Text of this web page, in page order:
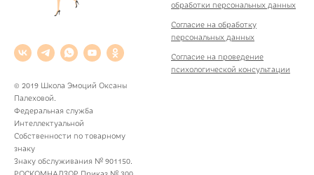
© 2019 Школа Эмоций Оксаны
Палеховой.
Федеральная служба
Интеллектуальной
Собственности по товарному
знаку
Знаку обслуживания № 901150.
обработки персональных данных
Согласие на обработку
персональных данных
Согласие на проведение
психологической консультации